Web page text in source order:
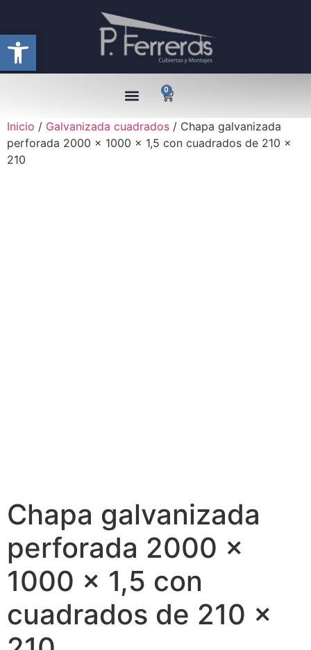
Abrir barra de herramientas
0
Inicio / Galvanizada cuadrados / Chapa galvanizada
perforada 2000 x 1000 x 1,5 con cuadrados de 210 x
210
Chapa galvanizada
perforada 2000 x
1000 x 1,5 con
cuadrados de 210 x